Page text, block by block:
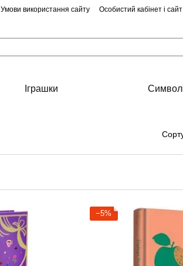
Умови використання сайту Особистий кабінет і сайт
Іграшки
−5%